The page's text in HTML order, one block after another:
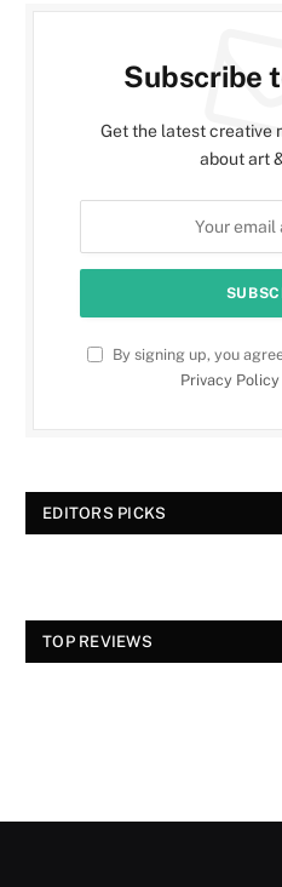
Subscribe
Get the latest creative
about art
By signing up, you
Privacy Policy
EDITORS PICKS
TOP REVIEWS